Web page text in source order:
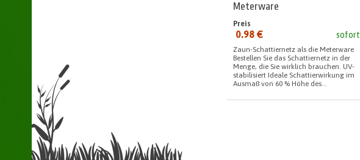
Meterware
sofort
Preis
seit:
0.98 €
Zaun-Schattiernetz als die Meterware
Bestellen Sie das Schattiernetz in der
Menge, die Sie wirklich brauchen. UV-
stabilisiert Ideale Schattierwirkung im
Ausmaß von 60 % Höhe des...